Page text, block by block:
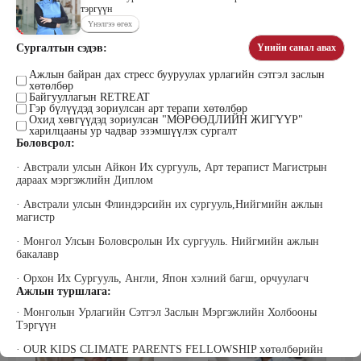
тэргүүн
Үнэлгээ өгөх
Сургалтын сэдэв: Үнийн санал авах
Ажлын байран дах стресс бууруулах урлагийн сэтгэл заслын
хөтөлбөр
Байгууллагын RETREAT
Гэр бүлүүдэд зориулсан арт терапи хөтөлбөр
Охид хөвгүүдэд зориулсан "МӨРӨӨДЛИЙН ЖИГҮҮР"
харилцааны ур чадвар эзэмшүүлэх сургалт
Боловсрол:
· Австрали улсын Айкон Их сургууль, Арт терапист Магистрын
дараах мэргэжлийн Диплом
· Австрали улсын Флиндэрсийн их сургууль,Нийгмийн ажлын
магистр
· Монгол Улсын Боловсролын Их сургууль. Нийгмийн ажлын
бакалавр
· Орхон Их Сургууль, Англи, Япон хэлний багш, орчуулагч
Ажлын туршлага:
· Монголын Урлагийн Сэтгэл Заслын Мэргэжлийн Холбооны
Тэргүүн
· OUR KIDS CLIMATE PARENTS FELLOWSHIP хөтөлбөрийн
Наран анд консалтинг” ХХК-ийн
Бээжин Солонгоо
Франклинкови Монгол ХХК
сэтгэлзүйч
Уранбор Сэмбэрүү
Прус Центр ХХК-ийн Хяналт
ISO4500; ISO9001 нэгдсэн
тогтолцооны хэрэгжүүлэгч
Энхбаатар Ичинхорлоо
карьер сургалтын төвийн нийгмийн